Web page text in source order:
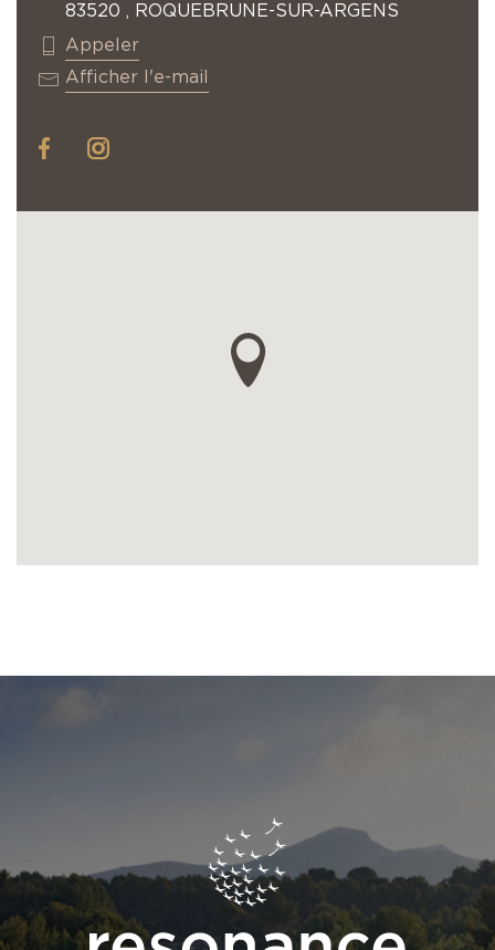
83520 , ROQUEBRUNE-SUR-ARGENS
+33 4 94 19 60 35
Appeler
roquebrune@resonance.golf
Afficher l'e-mail
facebookinstagram